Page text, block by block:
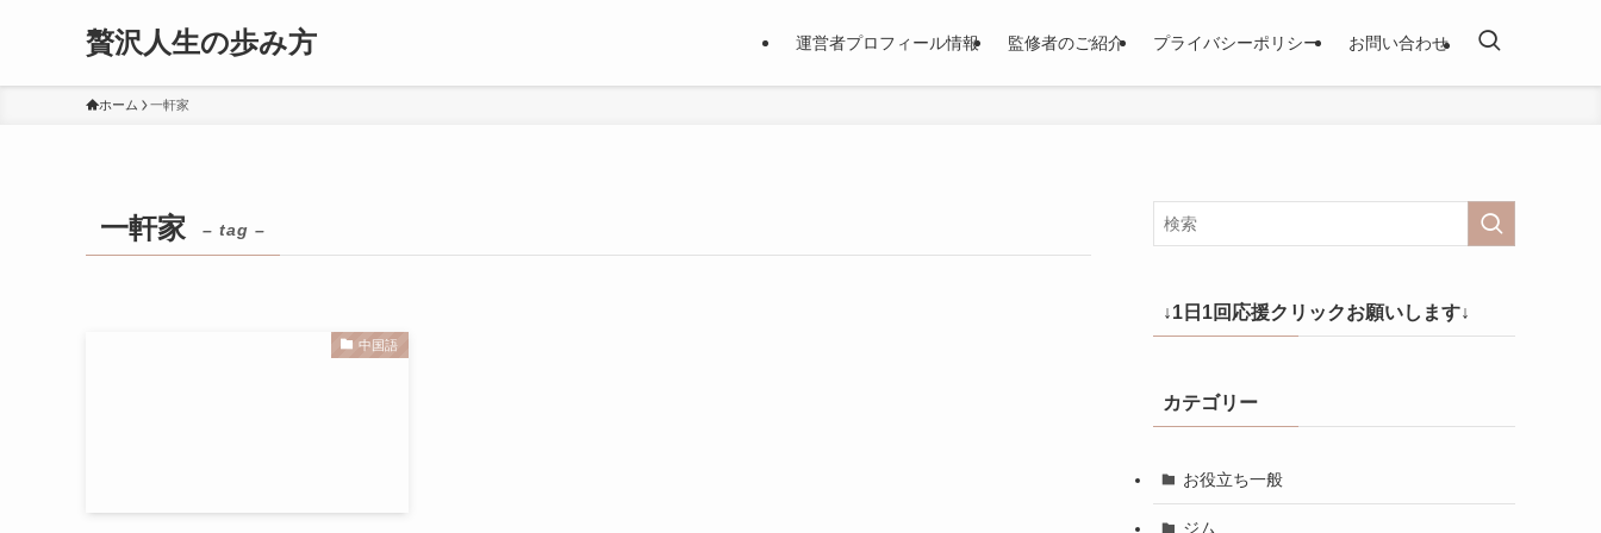
贅沢人生の歩み方 運営者プロフィール情報 監修者のご紹介 プライバシーポリシー お問い合わせ
ホーム 一軒家
一軒家 – tag –
中国語
↓1日1回応援クリックお願いします↓
カテゴリー
お役立ち一般
ジム